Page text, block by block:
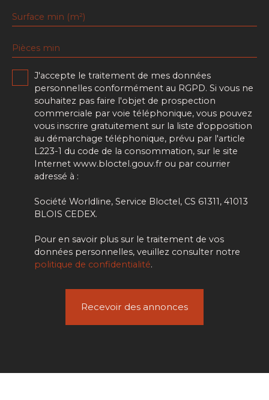
Surface min (m²)
Pièces min
J'accepte le traitement de mes données
personnelles conformément au RGPD. Si vous ne
souhaitez pas faire l'objet de prospection
commerciale par voie téléphonique, vous pouvez
vous inscrire gratuitement sur la liste d'opposition
au démarchage téléphonique, prévu par l'article
L223-1 du code de la consommation, sur le site
Internet www.bloctel.gouv.fr ou par courrier
adressé à :
Société Worldline, Service Bloctel, CS 61311, 41013
BLOIS CEDEX.
Pour en savoir plus sur le traitement de vos
données personnelles, veuillez consulter notre
politique de confidentialité.
Recevoir des annonces